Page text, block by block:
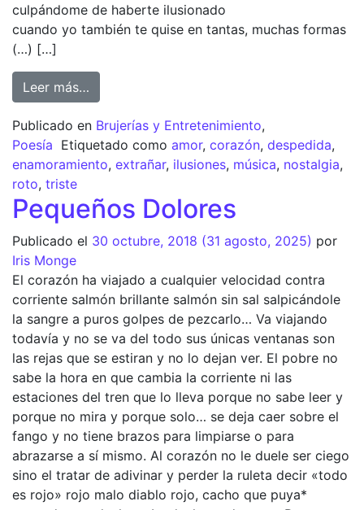
culpándome de haberte ilusionado
cuando yo también te quise en tantas, muchas formas
(…) […]
Leer más…
Publicado en Brujerías y Entretenimiento,
Poesía Etiquetado como amor, corazón, despedida,
enamoramiento, extrañar, ilusiones, música, nostalgia,
roto, triste
Pequeños Dolores
Publicado el 30 octubre, 2018 (31 agosto, 2025) por
Iris Monge
El corazón ha viajado a cualquier velocidad contra
corriente salmón brillante salmón sin sal salpicándole
la sangre a puros golpes de pezcarlo… Va viajando
todavía y no se va del todo sus únicas ventanas son
las rejas que se estiran y no lo dejan ver. El pobre no
sabe la hora en que cambia la corriente ni las
estaciones del tren que lo lleva porque no sabe leer y
porque no mira y porque solo… se deja caer sobre el
fango y no tiene brazos para limpiarse o para
abrazarse a sí mismo. Al corazón no le duele ser ciego
sino el tratar de adivinar y perder la ruleta decir «todo
es rojo» rojo malo diablo rojo, cacho que puya*